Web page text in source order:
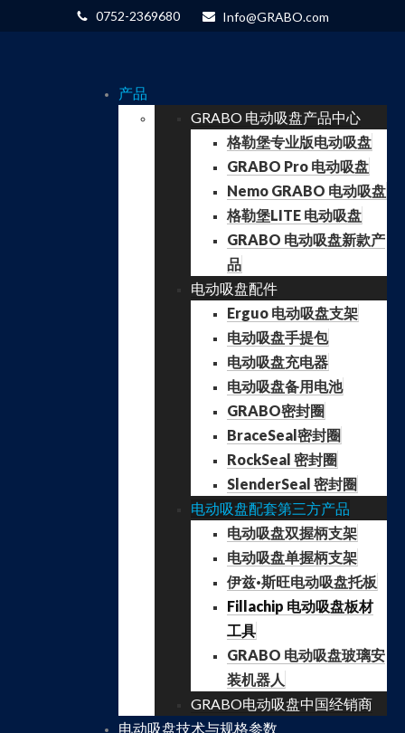
0752-2369680 Info@GRABO.com
产品
GRABO 电动吸盘产品中心
格勒堡专业版电动吸盘
GRABO Pro 电动吸盘
Nemo GRABO 电动吸盘
格勒堡LITE 电动吸盘
GRABO 电动吸盘新款产
品
电动吸盘配件
Erguo 电动吸盘支架
电动吸盘手提包
电动吸盘充电器
电动吸盘备用电池
GRABO密封圈
BraceSeal密封圈
RockSeal 密封圈
SlenderSeal 密封圈
电动吸盘配套第三方产品
电动吸盘双握柄支架
电动吸盘单握柄支架
伊兹·斯旺电动吸盘托板
Fillachip 电动吸盘板材
工具
GRABO 电动吸盘玻璃安
装机器人
GRABO电动吸盘中国经销商
电动吸盘技术与规格参数